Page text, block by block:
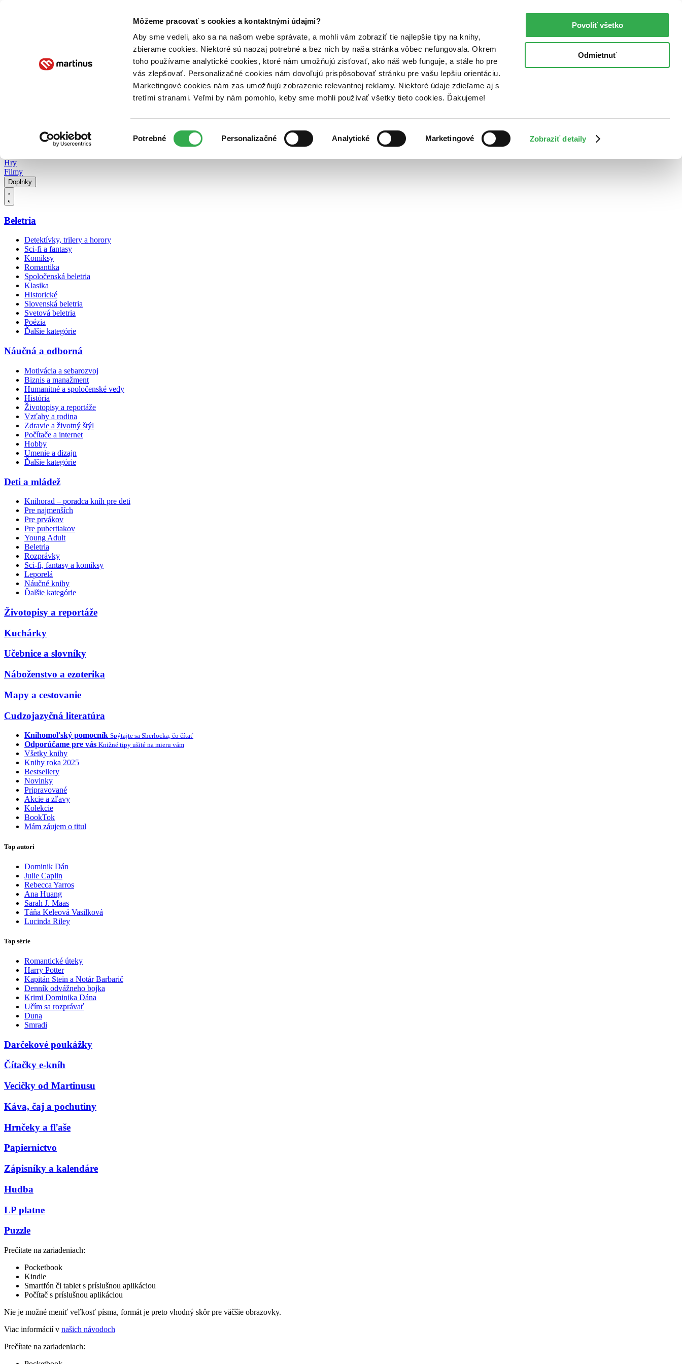
Môžeme pracovať s cookies a kontaktnými údajmi?
Aby sme vedeli, ako sa na našom webe správate, a mohli vám zobraziť tie najlepšie tipy na knihy,
zbierame cookies. Niektoré sú naozaj potrebné a bez nich by naša stránka vôbec nefungovala. Okrem
toho používame analytické cookies, ktoré nám umožňujú zisťovať, ako náš web funguje, a stále ho pre
vás zlepšovať. Personalizačné cookies nám dovoľujú prispôsobovať stránku pre vašu lepšiu orientáciu.
Marketingové cookies nám zas umožňujú zobrazenie relevantnej reklamy. Niektoré údaje zdieľame aj s
tretími stranami. Veľmi by nám pomohlo, keby sme mohli používať všetky tieto cookies. Ďakujeme!
súhlasu
Potrebné Personalizačné Analytické Marketingové Zobraziť detaily
Povoliť všetko
Odmietnuť
Poukážky Kontakt
Hry
Filmy
Doplnky
Beletria
Detektívky, trilery a horory
Sci-fi a fantasy
Komiksy
Romantika
Spoločenská beletria
Klasika
Historické
Slovenská beletria
Svetová beletria
Poézia
Ďalšie kategórie
Náučná a odborná
Motivácia a sebarozvoj
Biznis a manažment
Humanitné a spoločenské vedy
História
Životopisy a reportáže
Vzťahy a rodina
Zdravie a životný štýl
Počítače a internet
Hobby
Umenie a dizajn
Ďalšie kategórie
Deti a mládež
Knihorad – poradca kníh pre deti
Pre najmenších
Pre prvákov
Pre pubertiakov
Young Adult
Beletria
Rozprávky
Sci-fi, fantasy a komiksy
Leporelá
Náučné knihy
Ďalšie kategórie
Životopisy a reportáže
Kuchárky
Učebnice a slovníky
Náboženstvo a ezoterika
Mapy a cestovanie
Cudzojazyčná literatúra
Knihomoľský pomocník Spýtajte sa Sherlocka, čo čítať
Odporúčame pre vás Knižné tipy ušité na mieru vám
Všetky knihy
Knihy roka 2025
Bestsellery
Novinky
Pripravované
Akcie a zľavy
Kolekcie
BookTok
Mám záujem o titul
Top autori
Dominik Dán
Julie Caplin
Rebecca Yarros
Ana Huang
Sarah J. Maas
Táňa Keleová Vasilková
Lucinda Riley
Top série
Romantické úteky
Harry Potter
Kapitán Stein a Notár Barbarič
Denník odvážneho bojka
Krimi Dominika Dána
Učím sa rozprávať
Duna
Smradi
Darčekové poukážky
Čítačky e-kníh
Vecičky od Martinusu
Káva, čaj a pochutiny
Hrnčeky a fľaše
Papiernictvo
Zápisníky a kalendáre
Hudba
LP platne
Puzzle
Prečítate na zariadeniach:
Pocketbook
Kindle
Smartfón či tablet s príslušnou aplikáciou
Počítač s príslušnou aplikáciou
Nie je možné meniť veľkosť písma, formát je preto vhodný skôr pre väčšie obrazovky.
Viac informácií v našich návodoch
Prečítate na zariadeniach: